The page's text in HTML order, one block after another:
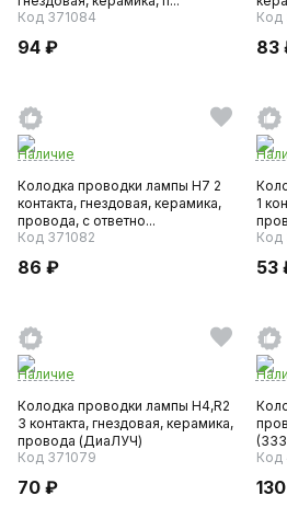
Код 371084
94 ₽
Код
83
Наличие
Колодка проводки лампы Н7 2
контакта, гнездовая, керамика,
провода, с ответно...
Код 371082
86 ₽
1
Код
53
Наличие
Колодка проводки лампы Н4,R2
3 контакта, гнездовая, керамика,
провода (ДиаЛУЧ)
Код 371079
70 ₽
Код